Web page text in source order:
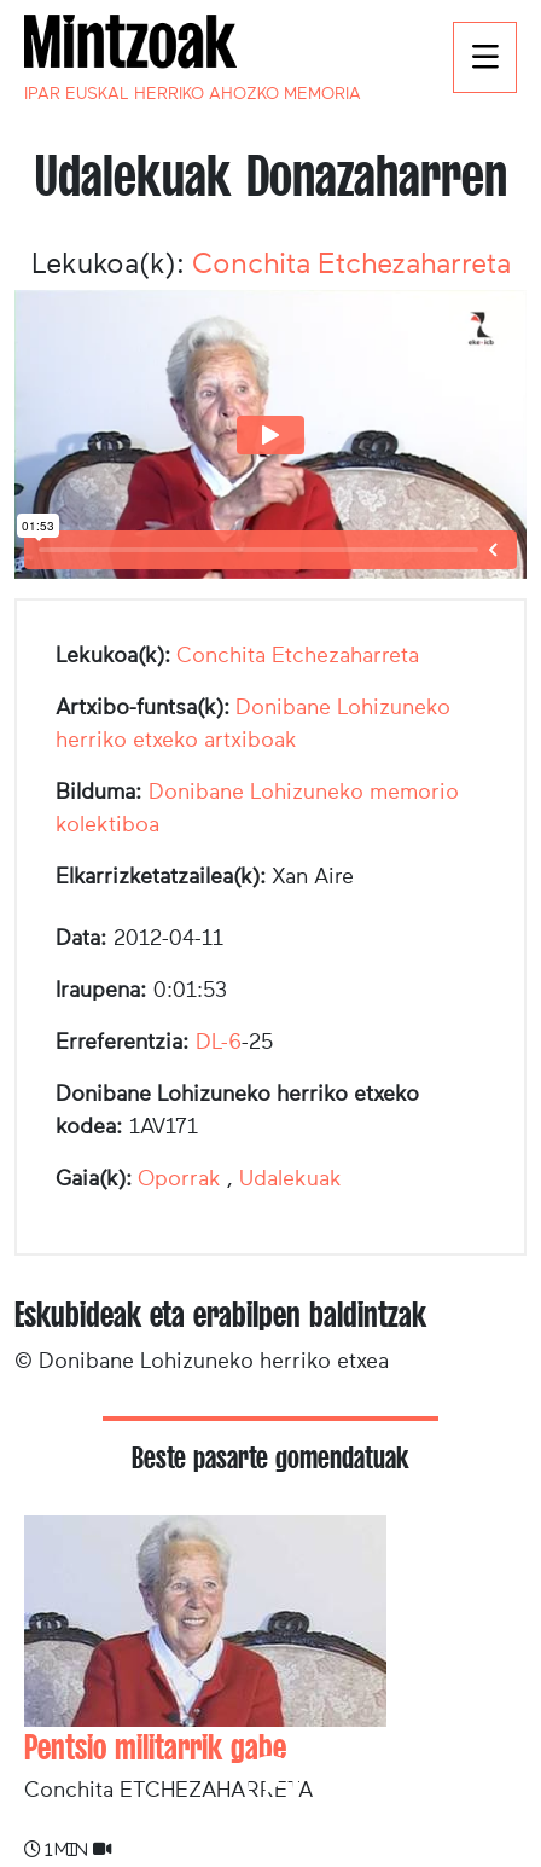
IPAR EUSKAL HERRIKO AHOZKO MEMORIA
Udalekuak Donazaharren
Lekukoa(k): Conchita Etchezaharreta
Lekukoa(k): Conchita Etchezaharreta
Artxibo-funtsa(k): Donibane Lohizuneko
herriko etxeko artxiboak
Bilduma: Donibane Lohizuneko memorio
kolektiboa
Elkarrizketatzailea(k): Xan Aire
Data: 2012-04-11
Iraupena: 0:01:53
Erreferentzia: DL-6-25
Donibane Lohizuneko herriko etxeko
kodea: 1AV171
Gaia(k): Oporrak , Udalekuak
Eskubideak eta erabilpen baldintzak
© Donibane Lohizuneko herriko etxea
Beste pasarte gomendatuak
Pentsio militarrik gabe
Conchita ETCHEZAHARRETA
1 min